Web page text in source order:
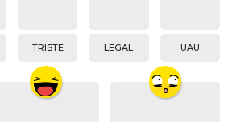
TRISTE LEGAL UAU